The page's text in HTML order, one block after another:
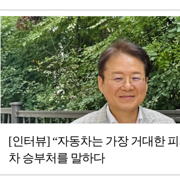
[인터뷰] “자동차는 가장 거대한
차 승부처를 말하다